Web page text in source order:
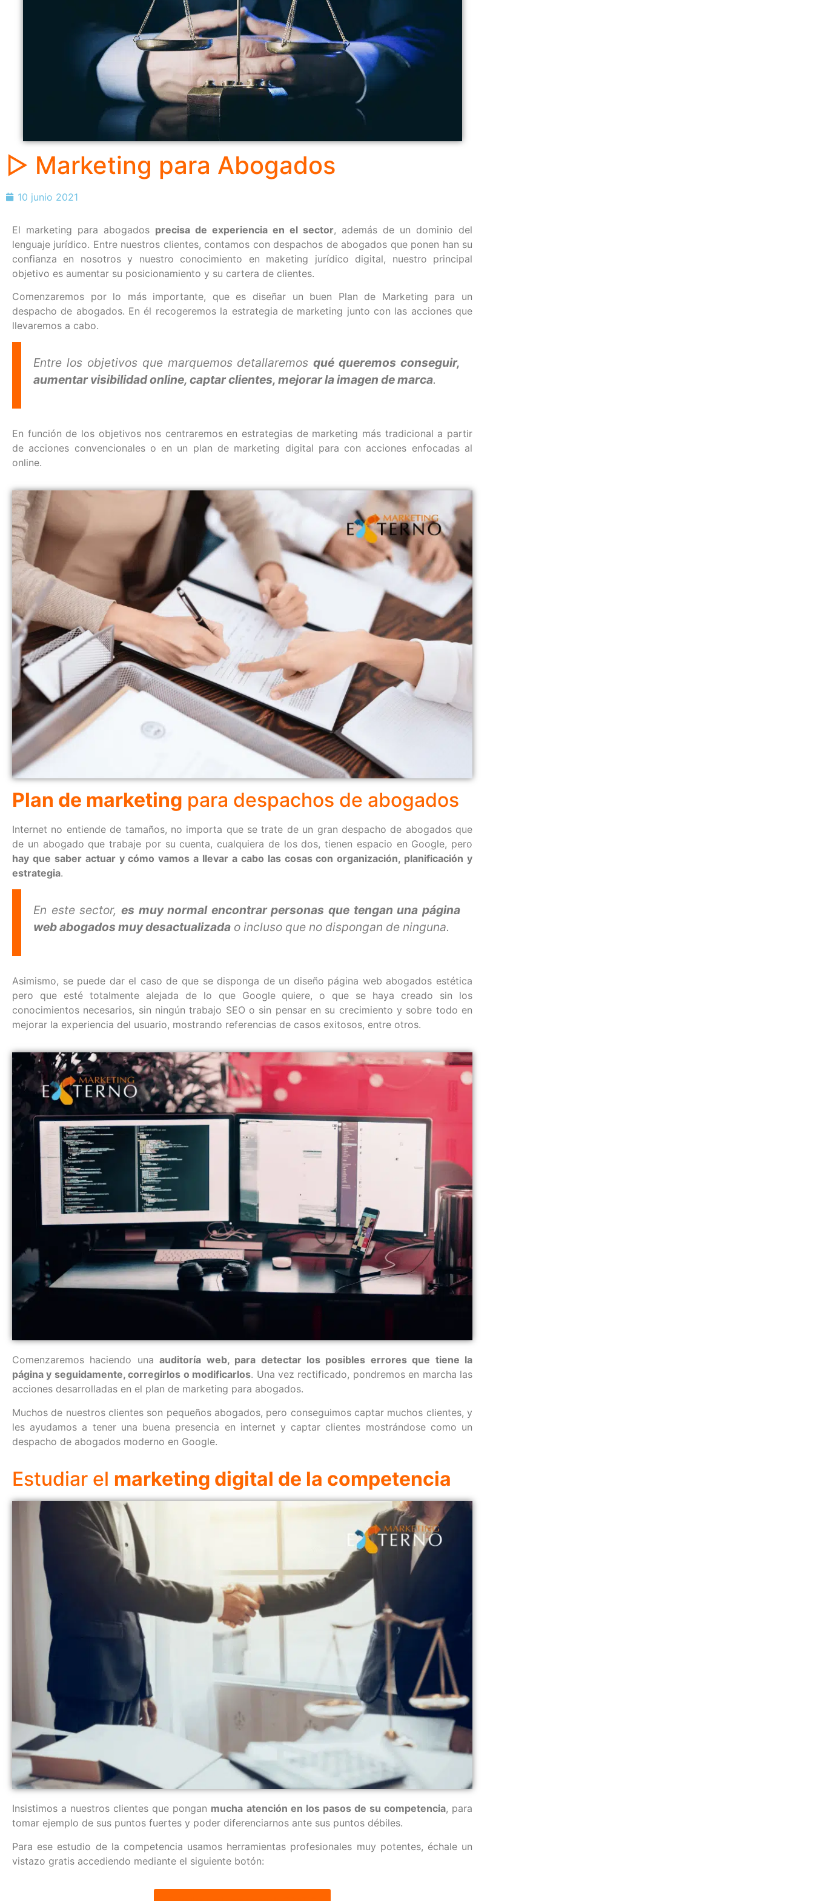
▷ Marketing para Abogados
10 junio 2021
El marketing para abogados precisa de experiencia en el sector, además de un dominio del
lenguaje jurídico. Entre nuestros clientes, contamos con despachos de abogados que ponen han su
confianza en nosotros y nuestro conocimiento en maketing jurídico digital, nuestro principal
objetivo es aumentar su posicionamiento y su cartera de clientes.
Comenzaremos por lo más importante, que es diseñar un buen Plan de Marketing para un
despacho de abogados. En él recogeremos la estrategia de marketing junto con las acciones que
llevaremos a cabo.
Entre los objetivos que marquemos detallaremosqué queremos conseguir,
aumentar visibilidad online, captar clientes, mejorar la imagen de marca.
En función de los objetivos nos centraremos en estrategias de marketing más tradicional a partir
de acciones convencionales o en un plan de marketing digital para con acciones enfocadas al
online.
Plan de marketing para despachos de abogados
Internet no entiende de tamaños, no importa que se trate de un gran despacho de abogados que
de un abogado que trabaje por su cuenta, cualquiera de los dos, tienen espacio en Google, pero
hay que saber actuar y cómo vamos a llevar a cabo las cosas con organización, planificación y
estrategia.
En este sector, es muy normal encontrar personas que tengan una página
web abogados muy desactualizada o incluso que no dispongan de ninguna.
Asimismo, se puede dar el caso de que se disponga de un diseño página web abogados estética
pero que esté totalmente alejada de lo que Google quiere, o que se haya creado sin los
conocimientos necesarios, sin ningún trabajo SEO o sin pensar en su crecimiento y sobre todo en
mejorar la experiencia del usuario, mostrando referencias de casos exitosos, entre otros.
Comenzaremos haciendo unaauditoría web, para detectar los posibles errores que tiene la
página y seguidamente, corregirlos o modificarlos. Una vez rectificado, pondremos en marcha las
acciones desarrolladas en el plan de marketing para abogados.
Muchos de nuestros clientes son pequeños abogados, pero conseguimos captar muchos clientes, y
les ayudamos a tener una buena presencia en internet y captar clientes mostrándose como un
despacho de abogados moderno en Google.
Estudiar el marketing digital de la competencia
Insistimos a nuestros clientes que pongan mucha atención en los pasos de su competencia, para
tomar ejemplo de sus puntos fuertes y poder diferenciarnos ante sus puntos débiles.
Para ese estudio de la competencia usamos herramientas profesionales muy potentes, échale un
vistazo gratis accediendo mediante el siguiente botón: